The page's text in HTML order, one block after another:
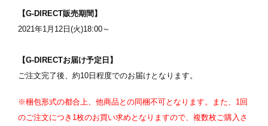
【G-DIRECT販売期間】
2021年1月12日(火)18:00～
【G-DIRECTお届け予定日】
ご注文完了後、約10日程度でのお届けとなります。
※梱包形式の都合上、他商品との同梱不可となります。また、1回
のご注文につき1枚のお買い求めとなりますので、複数枚ご購入さ
写真を選択